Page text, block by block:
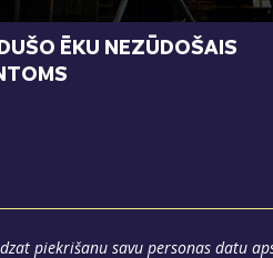
ĒKU NEZŪDOŠAIS
piekrišanu savu personas datu